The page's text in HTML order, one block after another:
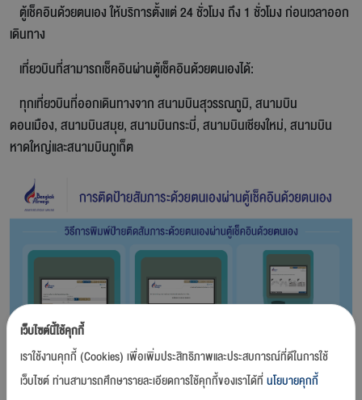
ตู้เช็คอินด้วยตนเอง ให้บริการตั้งแต่ 24 ชั่วโมง ถึง 1 ชั่วโมง ก่อนเวลาออก
เดินทาง
เที่ยวบินที่สามารถเช็คอินผ่านตู้เช็คอินด้วยตนเองได้:
ทุกเที่ยวบินที่ออกเดินทางจาก สนามบินสุวรรณภูมิ, สนามบิน
ดอนเมือง, สนามบินสมุย, สนามบินกระบี่, สนามบินเชียงใหม่, สนามบิน
หาดใหญ่และสนามบินภูเก็ต
เว็บไซต์นี้ใช้คุกกี้
เราใช้งานคุกกี้ (Cookies) เพื่อเพิ่มประสิทธิภาพและประสบการณ์ที่ดีในการใช้
เว็บไซต์ ท่านสามารถศึกษารายละเอียดการใช้คุกกี้ของเราได้ที่นโยบายคุกกี้